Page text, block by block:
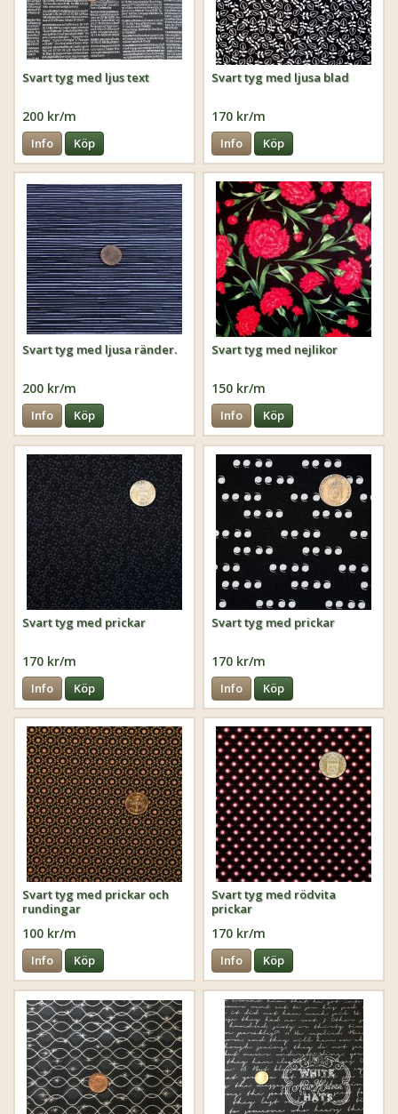
Svart tyg med ljus text
200 kr/m
Info Köp
Svart tyg med ljusa blad
170 kr/m
Info Köp
Svart tyg med ljusa ränder.
200 kr/m
Info Köp
Svart tyg med nejlikor
150 kr/m
Info Köp
Svart tyg med prickar
170 kr/m
Info Köp
Svart tyg med prickar
170 kr/m
Info Köp
Svart tyg med prickar och
rundingar
100 kr/m
Info Köp
Svart tyg med rödvita
prickar
170 kr/m
Info Köp